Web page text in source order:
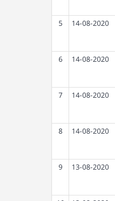
5 14-08-2020
6 14-08-2020
7 14-08-2020
8 14-08-2020
9 13-08-2020